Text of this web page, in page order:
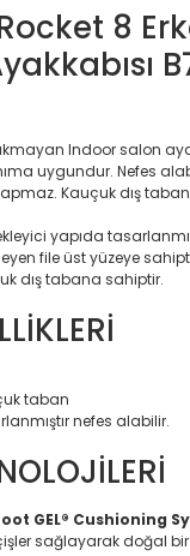
8
Indoor salon
uygundur. Nefes
Kauçuk dış
yapıda
file üst yüzeye
dış tabana sahiptir.
taban
nefes alabilir.
GEL® Cushioning
sağlayarak doğal